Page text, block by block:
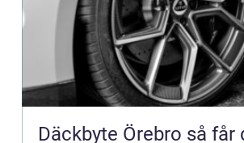
Däckbyte Örebro så får du säkra